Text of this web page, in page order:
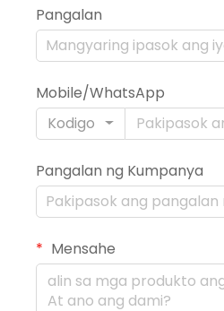
Pangalan
Mobile/WhatsApp
Kodigo
Pangalan ng Kumpanya
Mensahe